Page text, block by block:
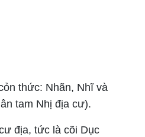
thức: Nhãn, Nhĩ và
tam Nhị địa cư).
địa, tức là cõi Dục